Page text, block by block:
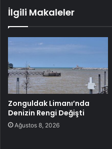
İlgili Makaleler
Zonguldak Limanı’nda
Denizin Rengi Değişti
Ağustos 8, 2026